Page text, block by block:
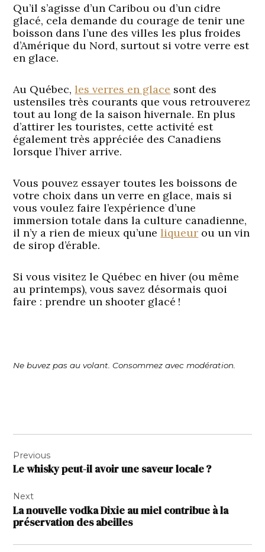
Qu’il s’agisse d’un Caribou ou d’un cidre
glacé, cela demande du courage de tenir une
boisson dans l’une des villes les plus froides
d’Amérique du Nord, surtout si votre verre est
en glace.
Au Québec,les verres en glace sont des
ustensiles très courants que vous retrouverez
tout au long de la saison hivernale. En plus
d’attirer les touristes, cette activité est
également très appréciée des Canadiens
lorsque l’hiver arrive.
Vous pouvez essayer toutes les boissons de
votre choix dans un verre en glace, mais si
vous voulez faire l’expérience d’une
immersion totale dans la culture canadienne,
il n’y a rien de mieux qu’uneliqueur ou un vin
de sirop d’érable.
Si vous visitez le Québec en hiver (ou même
au printemps), vous savez désormais quoi
faire : prendre un shooter glacé !
Ne buvez pas au volant. Consommez avec modération.
de
l’article
Previous
Le whisky peut-il avoir une saveur locale ?
Next
La nouvelle vodka Dixie au miel contribue à la
préservation des abeilles